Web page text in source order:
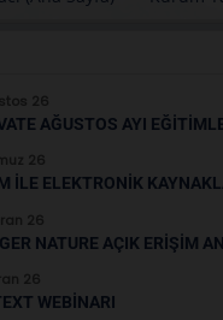
AĞUSTOS AYI
İLE ELEKTRONIK
NATURE AÇIK ERIŞIM
WEBINARI